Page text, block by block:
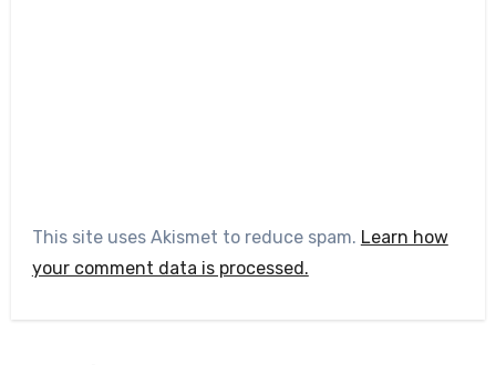
This site uses Akismet to reduce spam. Learn how
your comment data is processed.